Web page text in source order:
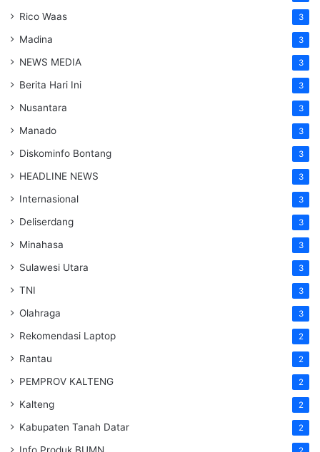
Rico Waas 3
Madina 3
NEWS MEDIA 3
Berita Hari Ini 3
Nusantara 3
Manado 3
Diskominfo Bontang 3
HEADLINE NEWS 3
Internasional 3
Deliserdang 3
Minahasa 3
Sulawesi Utara 3
TNI 3
Olahraga 3
Rekomendasi Laptop 2
Rantau 2
PEMPROV KALTENG 2
Kalteng 2
Kabupaten Tanah Datar 2